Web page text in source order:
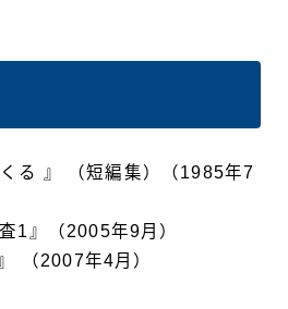
くる 』 （短編集）（1985年7
1』（2005年9月）
（2007年4月）